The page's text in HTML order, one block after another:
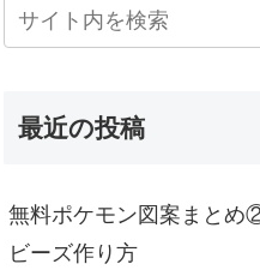
最近の投稿
無料ポケモン図案まとめ
ビーズ作り方